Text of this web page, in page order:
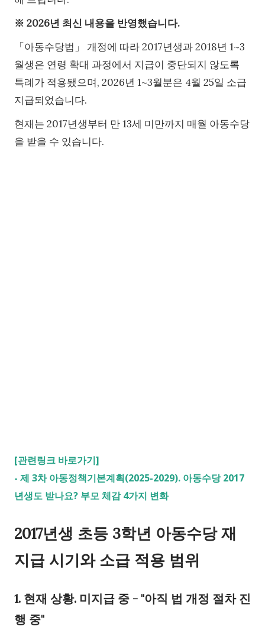
※ 2026년 최신 내용을 반영했습니다.
「아동수당법」 개정에 따라 2017년생과 2018년 1~3
월생은 연령 확대 과정에서 지급이 중단되지 않도록
특례가 적용됐으며, 2026년 1~3월분은 4월 25일 소급
지급되었습니다.
현재는 2017년생부터 만 13세 미만까지 매월 아동수당
을 받을 수 있습니다.
[관련링크 바로가기]
- 제 3차 아동정책기본계획(2025-2029). 아동수당 2017
년생도 받나요? 부모 체감 4가지 변화
2017년생 초등 3학년 아동수당 재
지급 시기와 소급 적용 범위
1. 현재 상황. 미지급 중 - "아직 법 개정 절차 진
행 중"